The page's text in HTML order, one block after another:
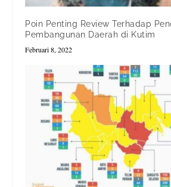
Poin Penting Review Terhadap
Pembangunan Daerah di Kutim
Februari 8, 2022